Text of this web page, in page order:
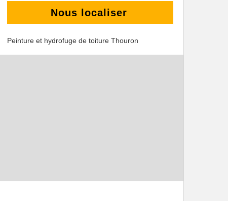
Nous localiser
Peinture et hydrofuge de toiture Thouron